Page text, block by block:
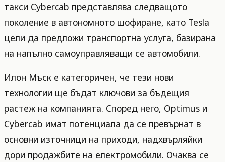
такси Cybercab представлява следващото
поколение в автономното шофиране, като Tesla
цели да предложи транспортна услуга, базирана
на напълно самоуправляващи се автомобили.
Илон Мъск е категоричен, че тези нови
технологии ще бъдат ключови за бъдещия
растеж на компанията. Според него, Optimus и
Cybercab имат потенциала да се превърнат в
основни източници на приходи, надхвърляйки
дори продажбите на електромобили. Очаква се